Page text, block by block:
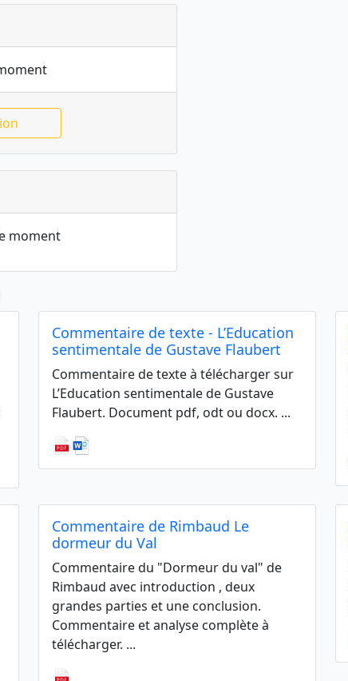
moment
Commentaire de texte - L’Education
sentimentale de Gustave Flaubert
Commentaire de texte à télécharger sur
L’Education sentimentale de Gustave
Flaubert. Document pdf, odt ou docx. ...
Commentaire de Rimbaud Le
dormeur du Val
Commentaire du "Dormeur du val" de
Rimbaud avec introduction , deux
grandes parties et une conclusion.
Commentaire et analyse complète à
télécharger. ...